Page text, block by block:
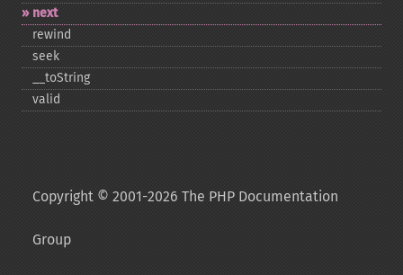
next
rewind
seek
_​_​toString
valid
Copyright © 2001-2026 The PHP Documentation
Group